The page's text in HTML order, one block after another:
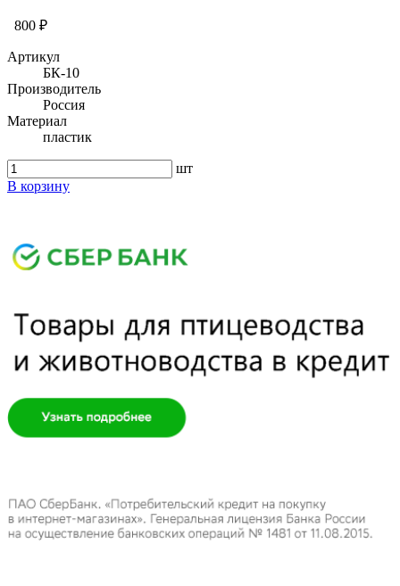
800 ₽
Артикул
БК-10
Производитель
Россия
Материал
пластик
шт
В корзину